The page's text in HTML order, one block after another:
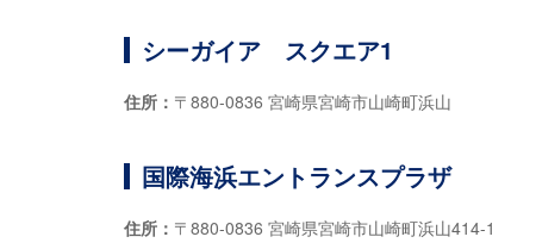
シーガイア スクエア1
住所： 〒880-0836 宮崎県宮崎市山崎町浜山
国際海浜エントランスプラザ
住所： 〒880-0836 宮崎県宮崎市山崎町浜山414-1